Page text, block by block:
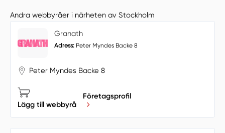
Andra webbyråer i närheten av Stockholm
Granath
Adress: Peter Myndes Backe 8
Peter Myndes Backe 8
Lägg till webbyrå
Företagsprofil